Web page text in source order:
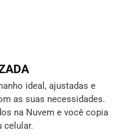
ideal, ajustadas e
as suas necessidades.
na Nuvem e você copia
celular.